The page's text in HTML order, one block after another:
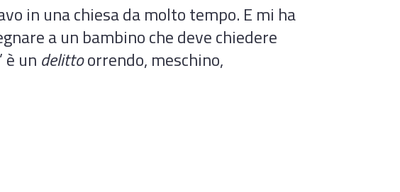
in una chiesa da molto tempo. E mi ha
a un bambino che deve chiedere
è un delittoorrendo, meschino,